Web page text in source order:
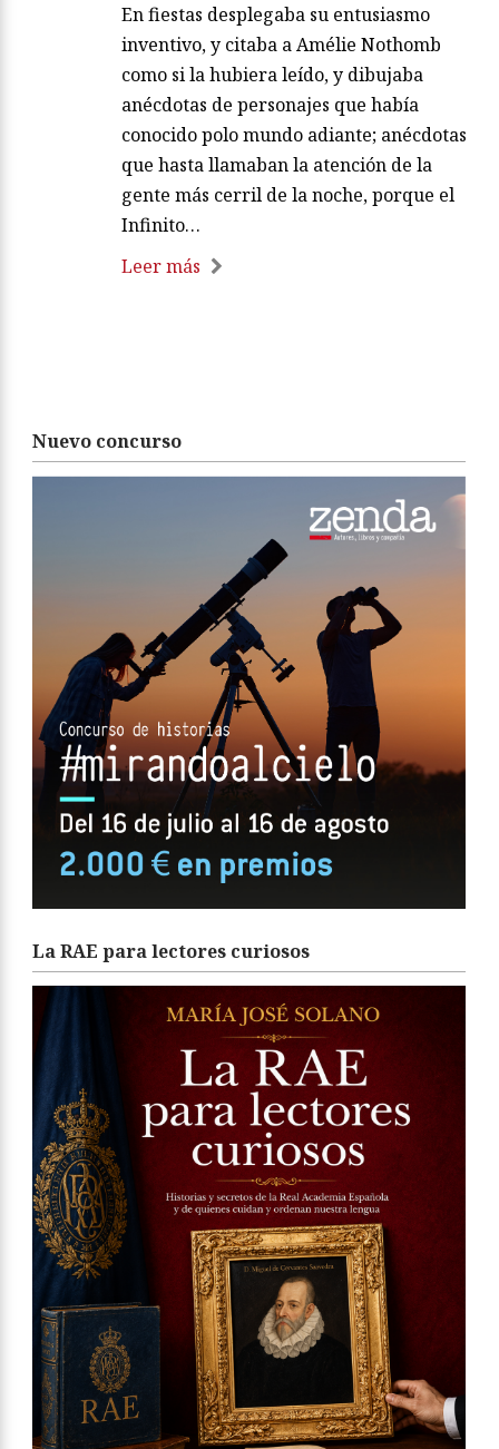
En fiestas desplegaba su entusiasmo
inventivo, y citaba a Amélie Nothomb
como si la hubiera leído, y dibujaba
anécdotas de personajes que había
conocido polo mundo adiante; anécdotas
que hasta llamaban la atención de la
gente más cerril de la noche, porque el
Infinito…
Leer más
Nuevo concurso
La RAE para lectores curiosos